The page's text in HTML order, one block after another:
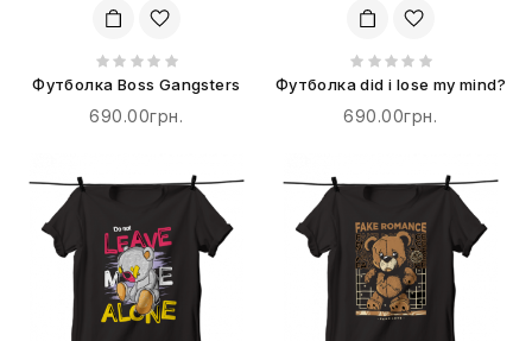
Футболка Boss Gangsters
690.00грн.
Футболка did i lose my mind?
690.00грн.